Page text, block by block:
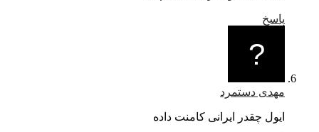
مهدی دستمرد
ایول چقدر ایرانی کامنت داده